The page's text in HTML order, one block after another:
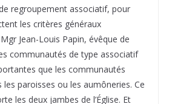
regroupement associatif, pour
les critères généraux
Jean-Louis Papin, évêque de
communautés de type associatif
que les communautés
les paroisses ou les aumôneries. Ce
les deux jambes de l’Église. Et